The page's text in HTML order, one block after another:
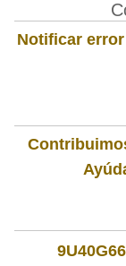
Notificar error